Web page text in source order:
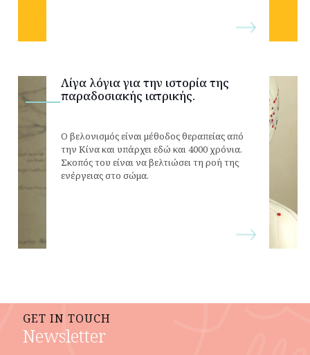
Λίγα λόγια για την ιστορία της
παραδοσιακής ιατρικής.
Ο βελονισμός είναι μέθοδος θεραπείας από
την Κίνα και υπάρχει εδώ και 4000 χρόνια.
Σκοπός του είναι να βελτιώσει τη ροή της
ενέργειας στο σώμα.
GET IN TOUCH
Newsletter